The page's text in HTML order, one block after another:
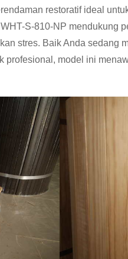
restoratif ideal
S-810-NP mendukung
stres. Baik Anda sedang
profesional, model ini